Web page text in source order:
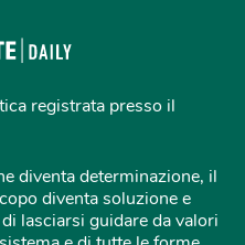
registrata presso il
diventa determinazione, il
diventa soluzione e
lasciarsi guidare da valori